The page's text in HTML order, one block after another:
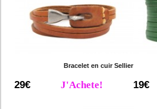
Bracelet en cuir Sellier
29€ J'Achete! 19€